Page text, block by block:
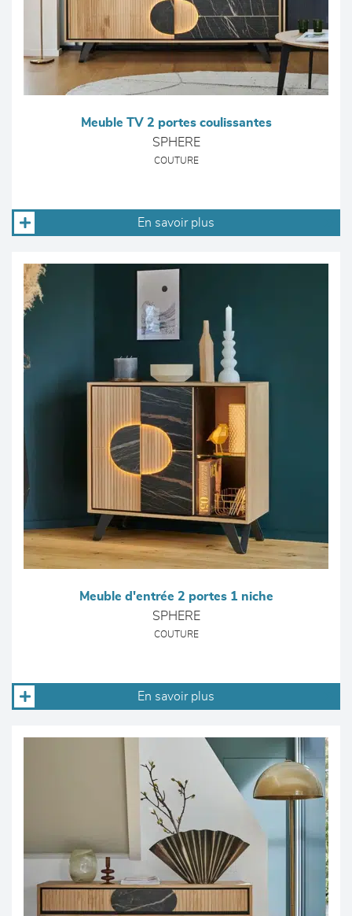
Meuble TV 2 portes coulissantes
SPHERE
COUTURE
En savoir plus
Meuble d'entrée 2 portes 1 niche
SPHERE
COUTURE
En savoir plus